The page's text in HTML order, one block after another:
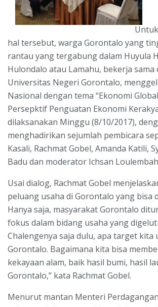
hal tersebut, warga Gorontalo yang
rantau yang tergabung dalam Huyula
Hulondalo atau Lamahu, bekerja sama
Universitas Negeri Gorontalo,
Nasional dengan tema “Ekonomi
Persepktif Penguatan Ekonomi
dilaksanakan Minggu (8/10/2017),
menghadirikan sejumlah pembicara
Kasali, Rachmat Gobel, Amanda Katili,
Badu dan moderator Ichsan
Usai dialog, Rachmat Gobel
peluang usaha di Gorontalo yang bisa
Hanya saja, masyarakat Gorontalo
fokus dalam bidang usaha yang
Chalengenya saja dulu, apa target
Gorontalo. Bagaimana kita bisa
kekayaan alam, baik hasil bumi, hasil
Gorontalo,” kata Rachmat Gobel.
Menurut mantan Menteri